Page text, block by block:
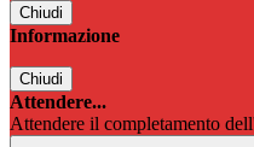
Chiudi
Informazione
Chiudi
Attendere...
Attendere il completamento